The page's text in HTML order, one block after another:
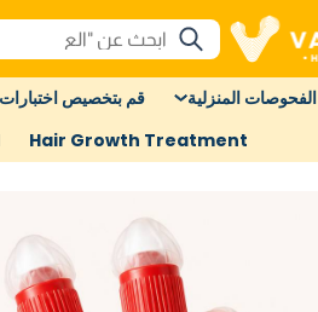
الفحوصات المنزلية قم بتخصيص
Hair Growth Treatment